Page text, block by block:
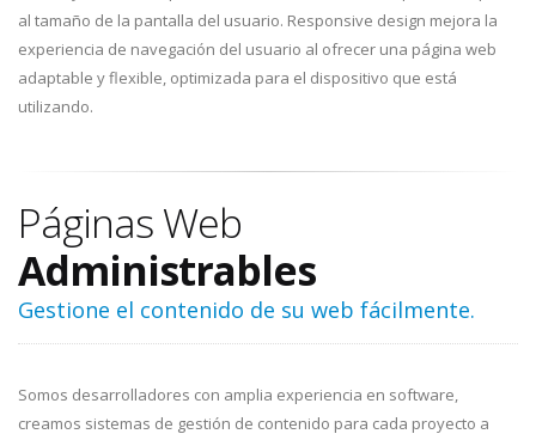
al tamaño de la pantalla del usuario. Responsive design mejora la
experiencia de navegación del usuario al ofrecer una página web
adaptable y flexible, optimizada para el dispositivo que está
utilizando.
Páginas Web
Administrables
Gestione el contenido de su web fácilmente.
Somos desarrolladores con amplia experiencia en software,
creamos sistemas de gestión de contenido para cada proyecto a